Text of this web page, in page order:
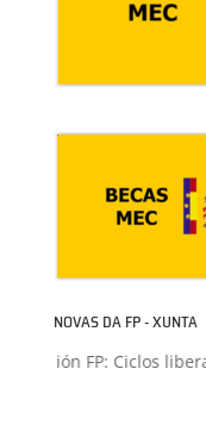
NOVAS DA FP - XUNTA
FP: Ciclos